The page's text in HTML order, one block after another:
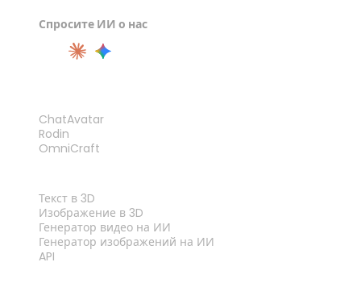
Спросите ИИ о нас
ChatAvatar
Rodin
OmniCraft
Текст в 3D
Изображение в 3D
Генератор видео на ИИ
Генератор изображений на ИИ
API